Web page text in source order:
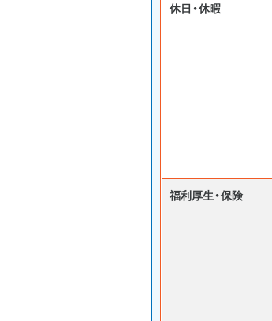
休日・休暇
福利厚生・保険